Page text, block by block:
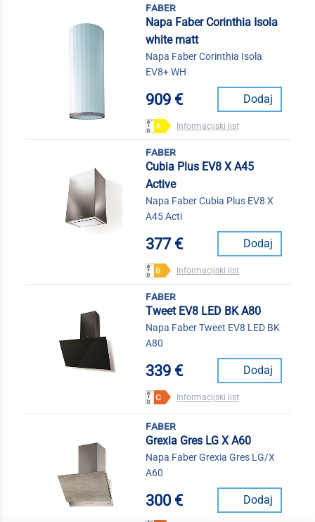
faber
Napa Faber Corinthia Isola
white matt
Napa Faber Corinthia Isola
EV8+ WH
909 € Dodaj
Informacijski list
faber
Cubia Plus EV8 X A45
Active
Napa Faber Cubia Plus EV8 X
A45 Acti
377 € Dodaj
Informacijski list
faber
Tweet EV8 LED BK A80
Napa Faber Tweet EV8 LED BK
A80
339 € Dodaj
Informacijski list
faber
Grexia Gres LG X A60
Napa Faber Grexia Gres LG/X
A60
300 € Dodaj